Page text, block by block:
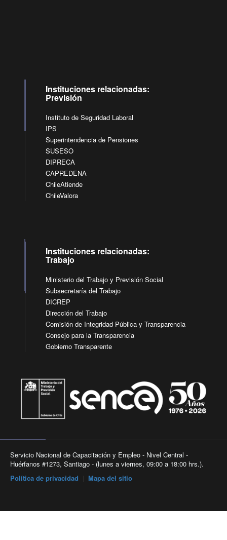
Instituciones relacionadas:
Previsión
Instituto de Seguridad Laboral
IPS
Superintendencia de Pensiones
SUSESO
DIPRECA
CAPREDENA
ChileAtiende
ChileValora
Instituciones relacionadas:
Trabajo
Ministerio del Trabajo y Previsión Social
Subsecretaría del Trabajo
DICREP
Dirección del Trabajo
Comisión de Integridad Pública y Transparencia
Consejo para la Transparencia
Gobierno Transparente
Servicio Nacional de Capacitación y Empleo - Nivel Central -
Huérfanos #1273, Santiago - (lunes a viernes, 09:00 a 18:00 hrs.).
Política de privacidad
Mapa del sitio